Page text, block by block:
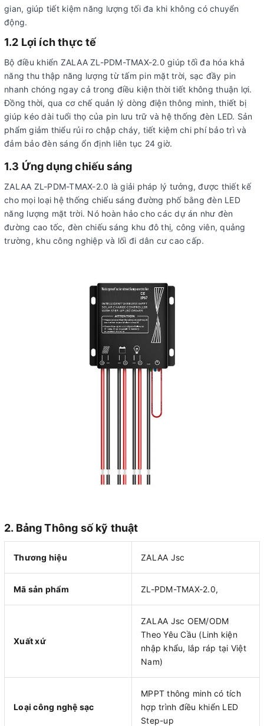
gian, giúp tiết kiệm năng lượng tối đa khi không có chuyển
động.
1.2 Lợi ích thực tế
Bộ điều khiển ZALAA ZL-PDM-TMAX-2.0 giúp tối đa hóa khả
năng thu thập năng lượng từ tấm pin mặt trời, sạc đầy pin
nhanh chóng ngay cả trong điều kiện thời tiết không thuận lợi.
Đồng thời, qua cơ chế quản lý dòng điện thông minh, thiết bị
giúp kéo dài tuổi thọ của pin lưu trữ và hệ thống đèn LED. Sản
phẩm giảm thiểu rủi ro chập cháy, tiết kiệm chi phí bảo trì và
đảm bảo đèn sáng ổn định liên tục 24 giờ.
1.3 Ứng dụng chiếu sáng
ZALAA ZL-PDM-TMAX-2.0 là giải pháp lý tưởng, được thiết kế
cho mọi loại hệ thống chiếu sáng đường phố bằng đèn LED
năng lượng mặt trời. Nó hoàn hảo cho các dự án như đèn
đường cao tốc, đèn chiếu sáng khu đô thị, công viên, quảng
trường, khu công nghiệp và lối đi dân cư cao cấp.
2. Bảng Thông số kỹ thuật
Thương hiệu ZALAA Jsc
Mã sản phẩm ZL-PDM-TMAX-2.0,
Xuất xứ
ZALAA Jsc OEM/ODM
Theo Yêu Cầu (Linh kiện
nhập khẩu, lắp ráp tại Việt
Nam)
Loại công nghệ sạc
MPPT thông minh có tích
hợp trình điều khiển LED
Step-up